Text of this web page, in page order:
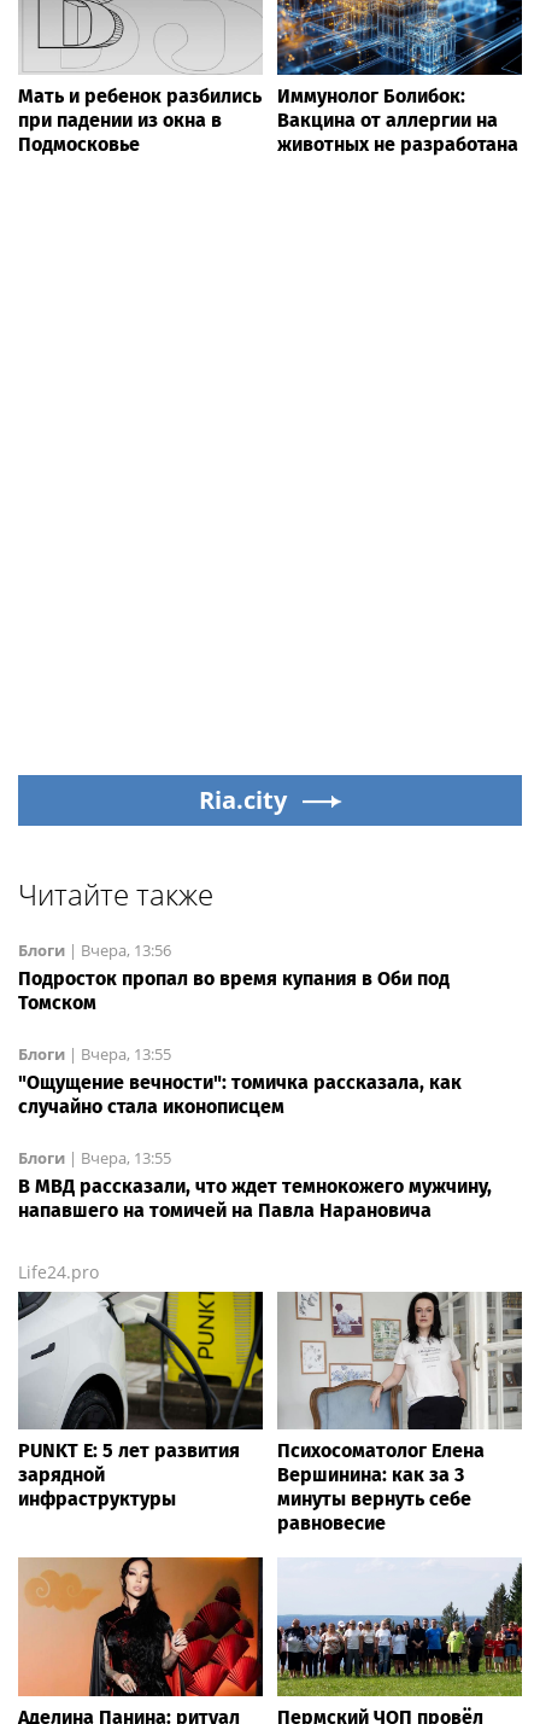
Мать и ребенок разбились
при падении из окна в
Подмосковье
Иммунолог Болибок:
Вакцина от аллергии на
животных не разработана
Ria.city
Читайте также
Блоги | Вчера, 13:56
Подросток пропал во время купания в Оби под
Томском
Блоги | Вчера, 13:55
"Ощущение вечности": томичка рассказала, как
случайно стала иконописцем
Блоги | Вчера, 13:55
В МВД рассказали, что ждет темнокожего мужчину,
напавшего на томичей на Павла Нарановича
Life24.pro
PUNKT E: 5 лет развития
зарядной
инфраструктуры
Психосоматолог Елена
Вершинина: как за 3
минуты вернуть себе
равновесие
Аделина Панина: ритуал Пермский ЧОП провёл